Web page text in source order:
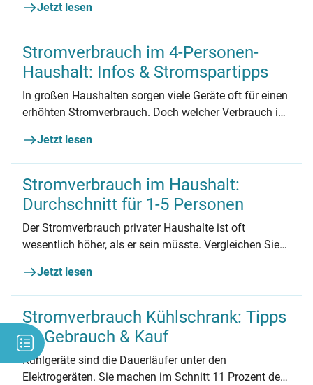
besten Stromspartipps für 3-Personen-Haushalte!
Jetzt lesen
Stromverbrauch im 4-Personen-
Haushalt: Infos & Stromspartipps
In großen Haushalten sorgen viele Geräte oft für einen
erhöhten Stromverbrauch. Doch welcher Verbrauch ist
Haushalten? Und wie lässt sich der Verbrauch senken?
Jetzt lesen
Stromverbrauch im Haushalt:
Durchschnitt für 1-5 Personen
Der Stromverbrauch privater Haushalte ist oft
wesentlich höher, als er sein müsste. Vergleichen Sie
gleich an, Strom und Geld zu sparen.
Jetzt lesen
Stromverbrauch Kühlschrank: Tipps
zu Gebrauch & Kauf
Kühlgeräte sind die Dauerläufer unter den
Elektrogeräten. Sie machen im Schnitt 11 Prozent des